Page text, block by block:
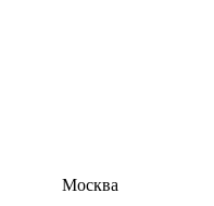
Москва